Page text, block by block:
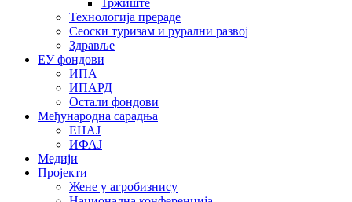
Технологија прераде
Сеоски туризам и рурални развој
Здравље
ЕУ фондови
ИПА
ИПАРД
Остали фондови
Међународна сарадња
ЕНАЈ
ИФАЈ
Медији
Пројекти
Жене у агробизнису